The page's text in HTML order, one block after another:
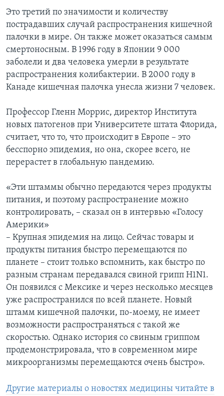
Это третий по значимости и количеству
пострадавших случай распространения кишечной
палочки в мире. Он также может оказаться самым
смертоносным. В 1996 году в Японии 9 000
заболели и два человека умерли в результате
распространения колибактерии. В 2000 году в
Канаде кишечная палочка унесла жизни 7 человек.
Профессор Гленн Моррис, директор Института
новых патогенов при Университете штата Флорида,
считает, что то, что происходит в Европе – это
бесспорно эпидемия, но она, скорее всего, не
перерастет в глобальную пандемию.
«Эти штаммы обычно передаются через продукты
питания, и поэтому распространение можно
контролировать, – сказал он в интервью «Голосу
Америки»
– Крупная эпидемия на лицо. Сейчас товары и
продукты питания быстро перемещаются по
планете – стоит только вспомнить, как быстро по
разным странам передавался свиной грипп H1N1.
Он появился с Мексике и через несколько месяцев
уже распространился по всей планете. Новый
штамм кишечной палочки, по-моему, не имеет
возможности распространяться с такой же
скоростью. Однако история со свиным гриппом
продемонстрировала, что в современном мире
микроорганизмы перемещаются очень быстро».
Другие материалы о новостях медицины читайте в